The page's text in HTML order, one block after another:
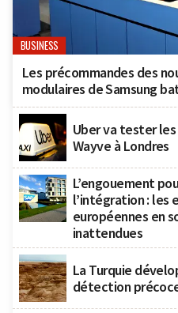
BUSINESS
Les précommandes des
modulaires de Samsung
Uber va tester
Wayve à Londres
L’engouement
l’intégration : les
européennes en
inattendues
La Turquie
détection